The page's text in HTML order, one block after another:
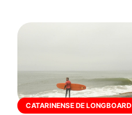
e SUP Race.
CATARINENSE DE LONGBOARD